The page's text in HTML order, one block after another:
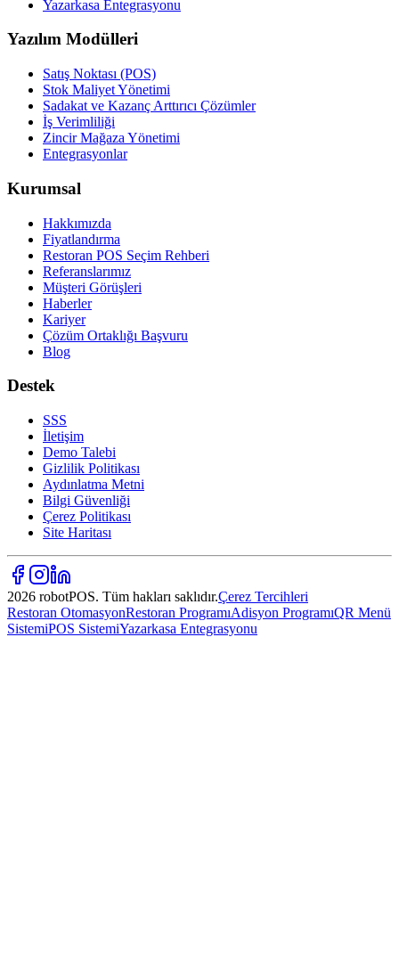
Yazarkasa Entegrasyonu
Yazılım Modülleri
Satış Noktası (POS)
Stok Maliyet Yönetimi
Sadakat ve Kazanç Arttırıcı Çözümler
İş Verimliliği
Zincir Mağaza Yönetimi
Entegrasyonlar
Kurumsal
Hakkımızda
Fiyatlandırma
Restoran POS Seçim Rehberi
Referanslarımız
Müşteri Görüşleri
Haberler
Kariyer
Çözüm Ortaklığı Başvuru
Blog
Destek
SSS
İletişim
Demo Talebi
Gizlilik Politikası
Aydınlatma Metni
Bilgi Güvenliği
Çerez Politikası
Site Haritası
2026 robotPOS. Tüm hakları saklıdır.Çerez Tercihleri
Restoran OtomasyonRestoran ProgramıAdisyon ProgramıQR Menü
SistemiPOS SistemiYazarkasa Entegrasyonu